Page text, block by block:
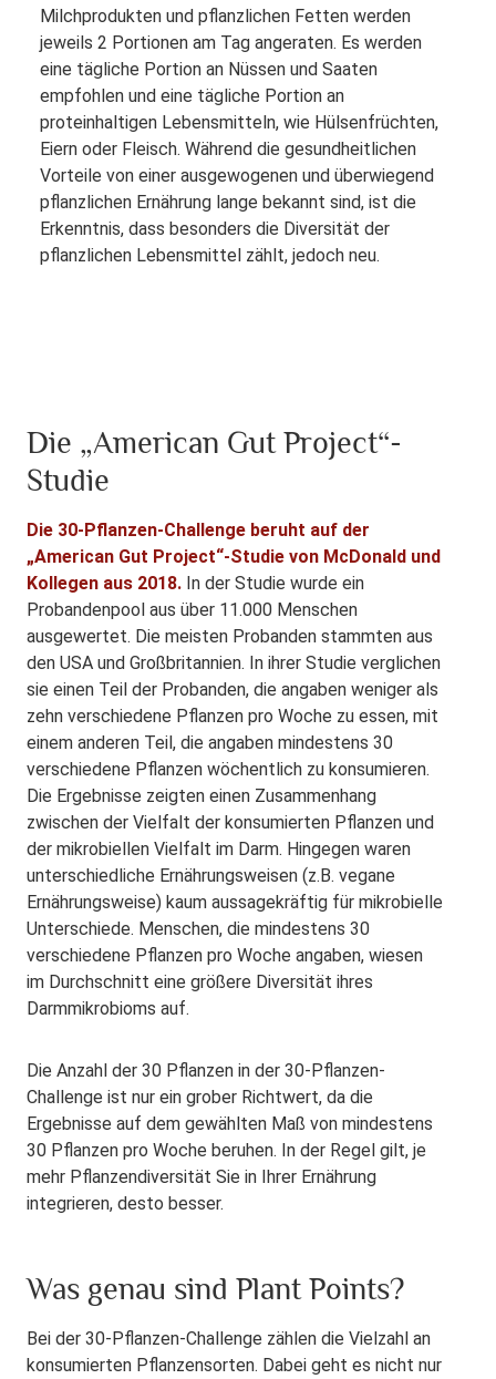
Milchprodukten und pflanzlichen Fetten werden
jeweils 2 Portionen am Tag angeraten. Es werden
eine tägliche Portion an Nüssen und Saaten
empfohlen und eine tägliche Portion an
proteinhaltigen Lebensmitteln, wie Hülsenfrüchten,
Eiern oder Fleisch. Während die gesundheitlichen
Vorteile von einer ausgewogenen und überwiegend
pflanzlichen Ernährung lange bekannt sind, ist die
Erkenntnis, dass besonders die Diversität der
pflanzlichen Lebensmittel zählt, jedoch neu.
Die „American Gut Project“-
Studie
Die 30-Pflanzen-Challenge beruht auf der
„American Gut Project“-Studie von McDonald und
Kollegen aus 2018. In der Studie wurde ein
Probandenpool aus über 11.000 Menschen
ausgewertet. Die meisten Probanden stammten aus
den USA und Großbritannien. In ihrer Studie verglichen
sie einen Teil der Probanden, die angaben weniger als
zehn verschiedene Pflanzen pro Woche zu essen, mit
einem anderen Teil, die angaben mindestens 30
verschiedene Pflanzen wöchentlich zu konsumieren.
Die Ergebnisse zeigten einen Zusammenhang
zwischen der Vielfalt der konsumierten Pflanzen und
der mikrobiellen Vielfalt im Darm. Hingegen waren
unterschiedliche Ernährungsweisen (z.B. vegane
Ernährungsweise) kaum aussagekräftig für mikrobielle
Unterschiede. Menschen, die mindestens 30
verschiedene Pflanzen pro Woche angaben, wiesen
im Durchschnitt eine größere Diversität ihres
Darmmikrobioms auf.
Die Anzahl der 30 Pflanzen in der 30-Pflanzen-
Challenge ist nur ein grober Richtwert, da die
Ergebnisse auf dem gewählten Maß von mindestens
30 Pflanzen pro Woche beruhen. In der Regel gilt, je
mehr Pflanzendiversität Sie in Ihrer Ernährung
integrieren, desto besser.
Was genau sind Plant Points?
Bei der 30-Pflanzen-Challenge zählen die Vielzahl an
konsumierten Pflanzensorten. Dabei geht es nicht nur